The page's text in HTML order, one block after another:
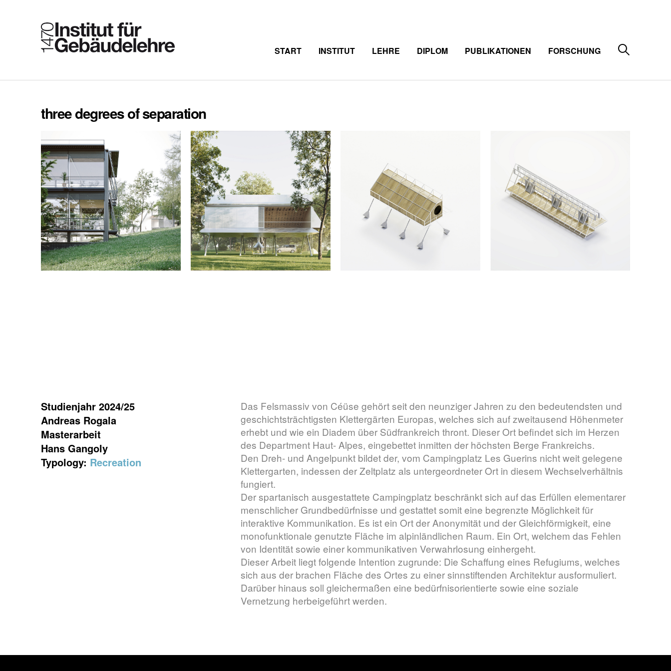
START INSTITUT LEHRE DIPLOM PUBLIKATIONEN FORSCHUNG
three degrees of separation
Studienjahr 2024/25
Andreas Rogala
Masterarbeit
Hans Gangoly
Typology: Recreation
Das Felsmassiv von Céüse gehört seit den neunziger Jahren zu den bedeutendsten und
geschichtsträchtigsten Klettergärten Europas, welches sich auf zweitausend Höhenmeter
erhebt und wie ein Diadem über Südfrankreich thront. Dieser Ort befindet sich im Herzen
des Department Haut- Alpes, eingebettet inmitten der höchsten Berge Frankreichs.
Den Dreh- und Angelpunkt bildet der, vom Campingplatz Les Guerins nicht weit gelegene
Klettergarten, indessen der Zeltplatz als untergeordneter Ort in diesem Wechselverhältnis
fungiert.
Der spartanisch ausgestattete Campingplatz beschränkt sich auf das Erfüllen elementarer
menschlicher Grundbedürfnisse und gestattet somit eine begrenzte Möglichkeit für
interaktive Kommunikation. Es ist ein Ort der Anonymität und der Gleichförmigkeit, eine
monofunktionale genutzte Fläche im alpinländlichen Raum. Ein Ort, welchem das Fehlen
von Identität sowie einer kommunikativen Verwahrlosung einhergeht.
Dieser Arbeit liegt folgende Intention zugrunde: Die Schaffung eines Refugiums, welches
sich aus der brachen Fläche des Ortes zu einer sinnstiftenden Architektur ausformuliert.
Darüber hinaus soll gleichermaßen eine bedürfnisorientierte sowie eine soziale
Vernetzung herbeigeführt werden.